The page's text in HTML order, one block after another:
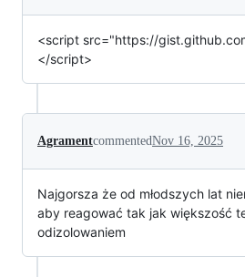
<script src="https://
</script>
AgramentcommentedNov 16, 2025
Najgorsza że od młodszych lat
aby reagować tak jak większość
odizolowaniem